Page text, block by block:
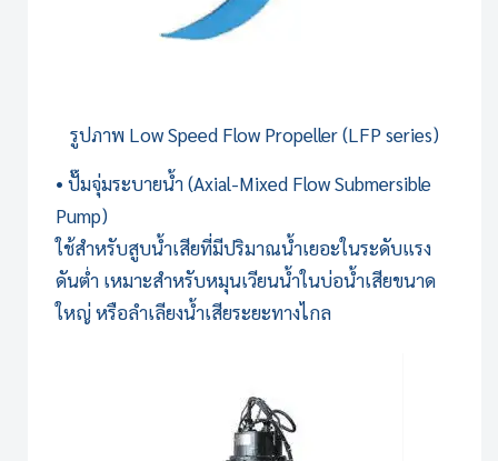
รูปภาพ Low Speed Flow Propeller (LFP series)
• ปั๊มจุ่มระบายน้ำ (Axial-Mixed Flow Submersible
Pump)
ใช้สำหรับสูบน้ำเสียที่มีปริมาณน้ำเยอะในระดับแรง
ดันต่ำ เหมาะสำหรับหมุนเวียนน้ำในบ่อน้ำเสียขนาด
ใหญ่ หรือลำเลียงน้ำเสียระยะทางไกล